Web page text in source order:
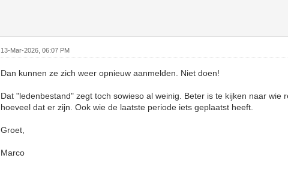
13-Mar-2026, 06:07 PM
Dan kunnen ze zich weer opnieuw aanmelden. Niet doen!
Dat "ledenbestand" zegt toch sowieso al weinig. Beter is te kijken naar wie
hoeveel dat er zijn. Ook wie de laatste periode iets geplaatst heeft.
Groet,
Marco